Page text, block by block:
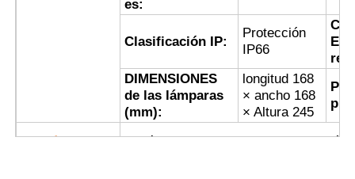
es:
Clasificación IP:
Protección
IP66
El
DIMENSIONES
de las lámparas
(mm):
longitud 168
× ancho 168
× Altura 245
El número de El número de unidades de producción